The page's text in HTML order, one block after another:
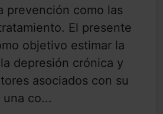
prevención como las
El presente
objetivo estimar la
depresión crónica y
asociados con su
co...